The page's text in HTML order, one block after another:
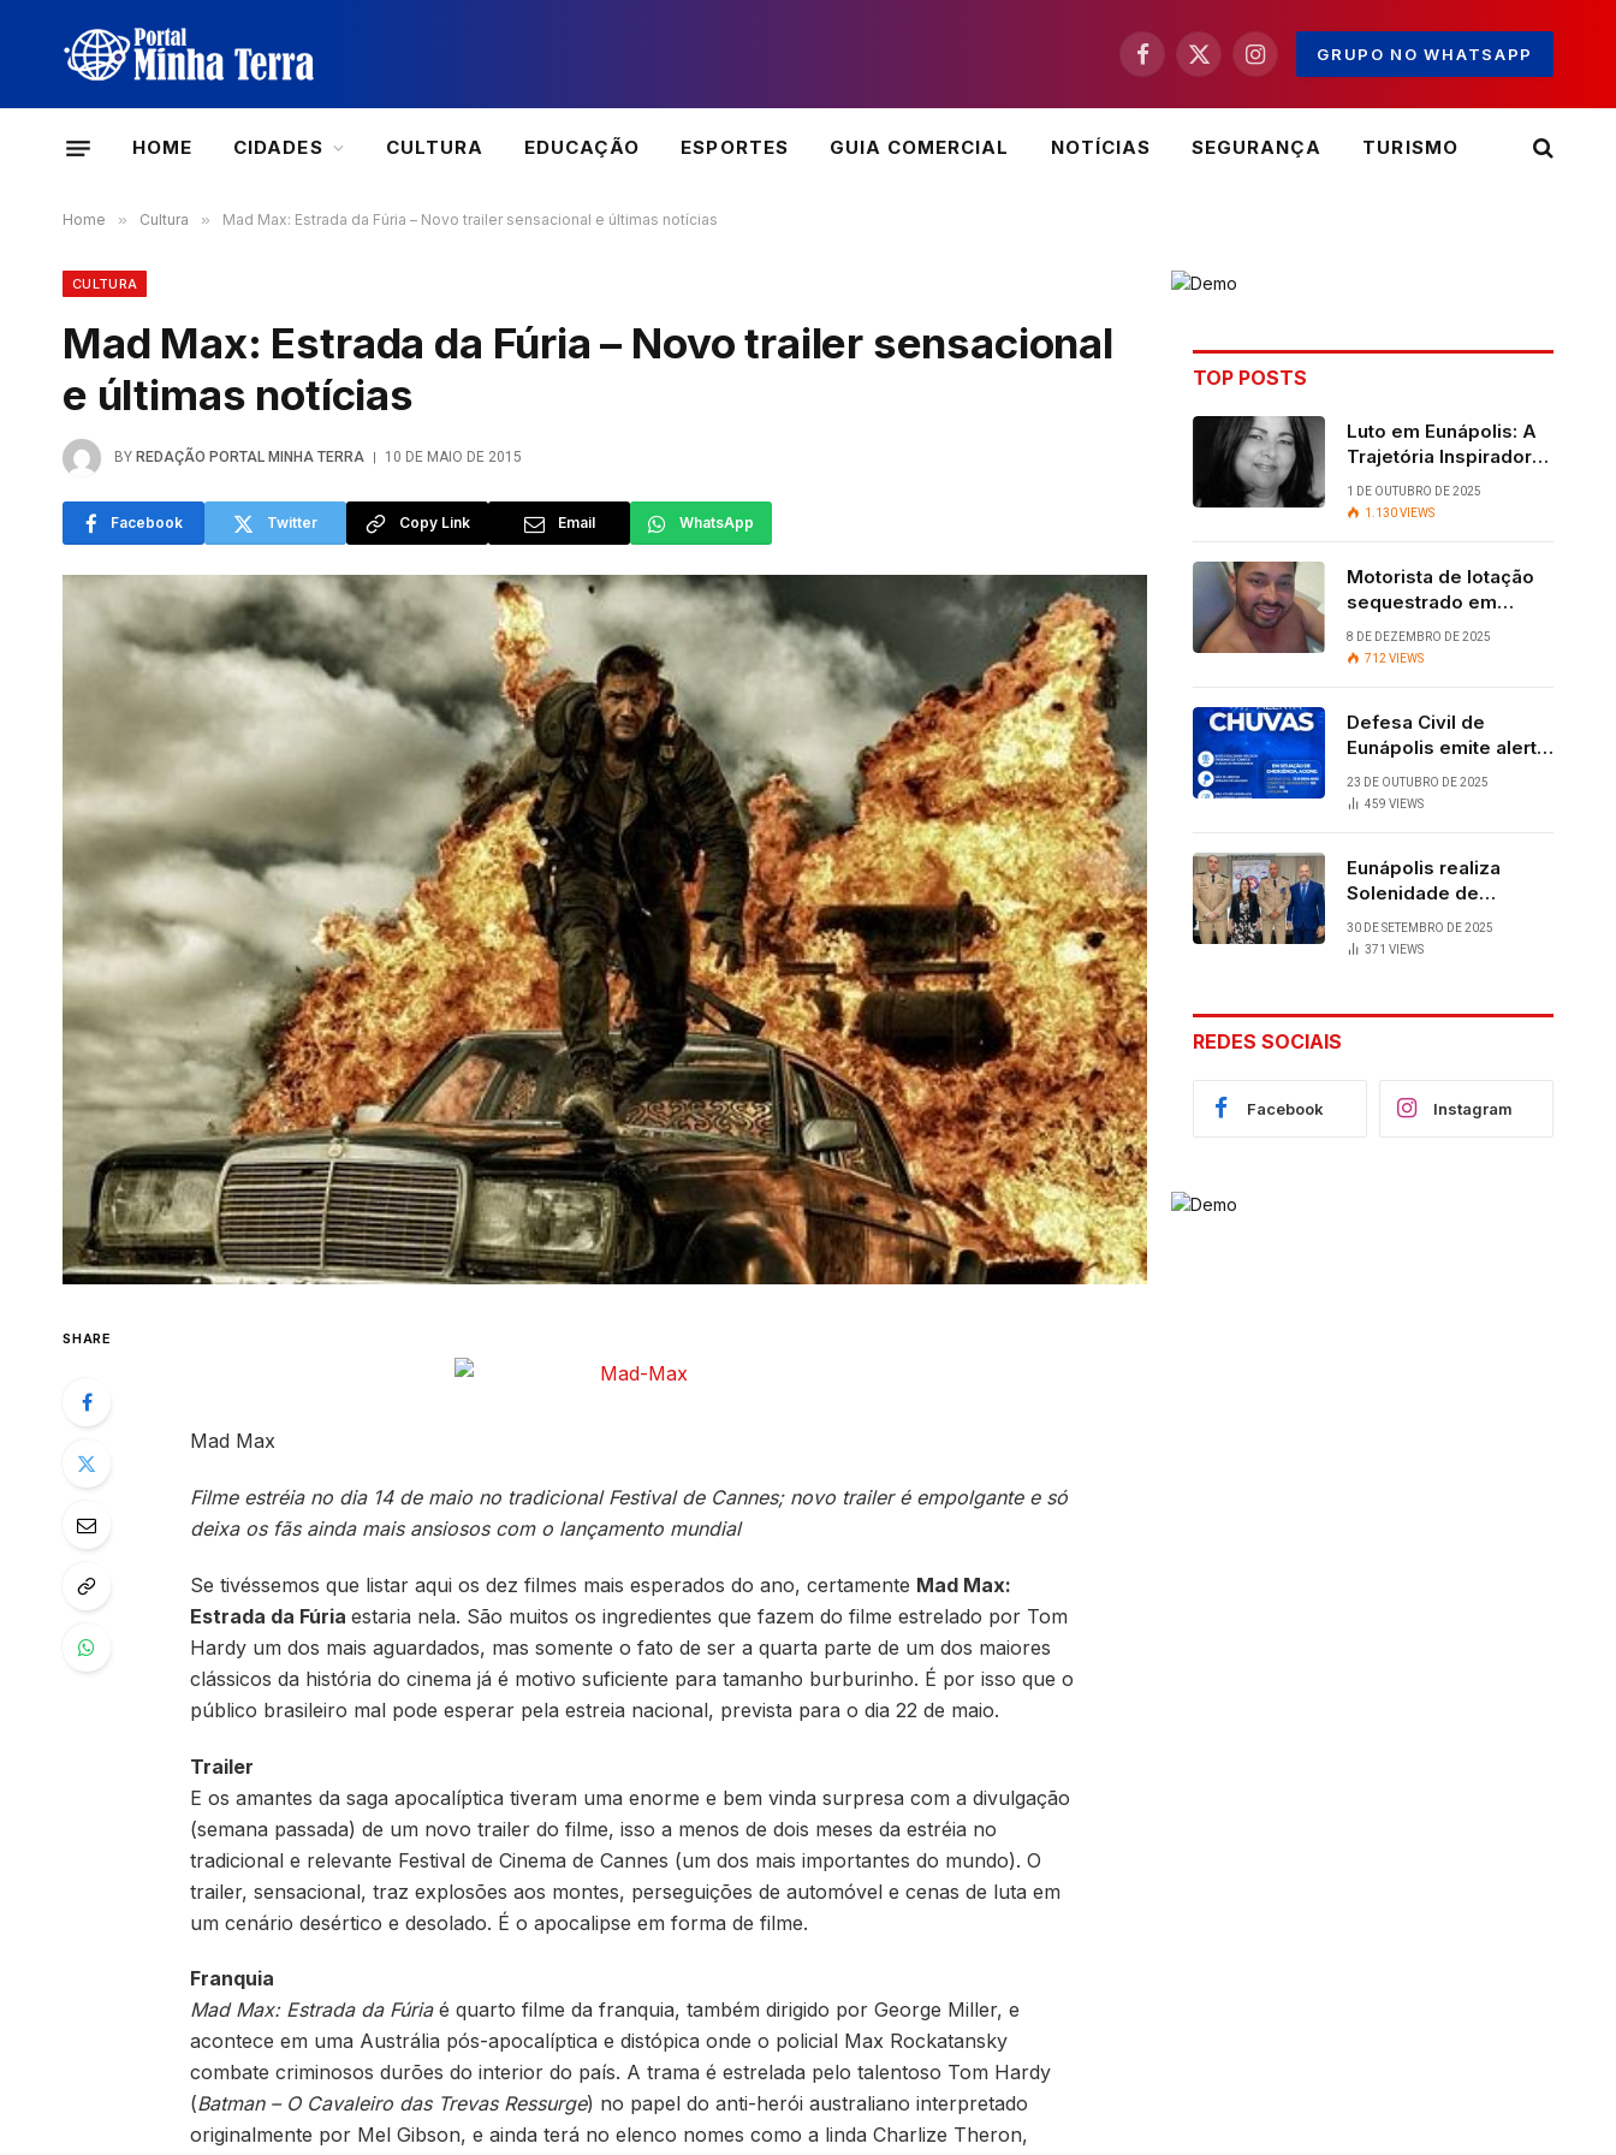
Facebook
X
Instagram
GRUPO NO WHATSAPP
HOME CIDADES CULTURA EDUCAÇÃO ESPORTES GUIA COMERCIAL NOTÍCIAS SEGURANÇA TURISMO
Home » Cultura » Mad Max: Estrada da Fúria – Novo trailer sensacional e últimas notícias
CULTURA
Mad Max: Estrada da Fúria – Novo trailer sensacional
e últimas notícias
BY REDAÇÃO PORTAL MINHA TERRA 10 DE MAIO DE 2015
Facebook Twitter Copy Link Email WhatsApp
SHARE
Mad Max
Filme estréia no dia 14 de maio no tradicional Festival de Cannes; novo trailer é empolgante e só
deixa os fãs ainda mais ansiosos com o lançamento mundial
Se tivéssemos que listar aqui os dez filmes mais esperados do ano, certamente Mad Max:
Estrada da Fúria estaria nela. São muitos os ingredientes que fazem do filme estrelado por Tom
Hardy um dos mais aguardados, mas somente o fato de ser a quarta parte de um dos maiores
clássicos da história do cinema já é motivo suficiente para tamanho burburinho. É por isso que o
público brasileiro mal pode esperar pela estreia nacional, prevista para o dia 22 de maio.
Trailer
E os amantes da saga apocalíptica tiveram uma enorme e bem vinda surpresa com a divulgação
(semana passada) de um novo trailer do filme, isso a menos de dois meses da estréia no
tradicional e relevante Festival de Cinema de Cannes (um dos mais importantes do mundo). O
trailer, sensacional, traz explosões aos montes, perseguições de automóvel e cenas de luta em
um cenário desértico e desolado. É o apocalipse em forma de filme.
Franquia
Mad Max: Estrada da Fúriaé quarto filme da franquia, também dirigido por George Miller, e
acontece em uma Austrália pós-apocalíptica e distópica onde o policial Max Rockatansky
combate criminosos durões do interior do país. A trama é estrelada pelo talentoso Tom Hardy
(Batman – O Cavaleiro das Trevas Ressurge) no papel do anti-herói australiano interpretado
originalmente por Mel Gibson, e ainda terá no elenco nomes como a linda Charlize Theron,
TOP POSTS
Luto em Eunápolis: A
Trajetória Inspiradora
da ex-vereadora Ruth
Contadora
1 DE OUTUBRO DE 2025
1.130VIEWS
Motorista de lotação
sequestrado em
Eunápolis é
encontrado com vida
8 DE DEZEMBRO DE 2025
712 VIEWS
Defesa Civil de
Eunápolis emite alerta
para chuvas
23 DE OUTUBRO DE 2025
459 VIEWS
Eunápolis realiza
Solenidade de
Assunção do 28º
BPM, conquista
Cláudia e Robério
30 DE SETEMBRO DE 2025
371 VIEWS
REDES SOCIAIS
Facebook Instagram